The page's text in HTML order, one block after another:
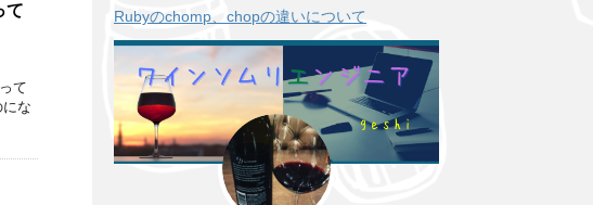
て
て
な
Rubyのchomp、chopの違いについて